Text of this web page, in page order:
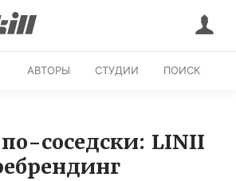
АВТОРЫ СТУДИИ ПОИСК
соседски: LINII